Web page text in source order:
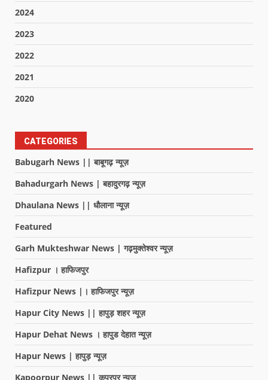
2024
2023
2022
2021
2020
CATEGORIES
Babugarh News || बाबूगढ़ न्यूज़
Bahadurgarh News | बहादुरगढ़ न्यूज़
Dhaulana News || धौलाना न्यूज़
Featured
Garh Mukteshwar News | गढ़मुक्तेश्वर न्यूज़
Hafizpur । हाफिजपुर
Hafizpur News |। हाफिजपुर न्यूज़
Hapur City News || हापुड़ शहर न्यूज़
Hapur Dehat News । हापुड देहात न्यूज़
Hapur News | हापुड़ न्यूज़
Kapoorpur News || कपूरपुर न्यूज़